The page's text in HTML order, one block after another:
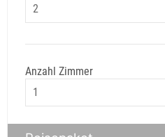
Anzahl Zimmer